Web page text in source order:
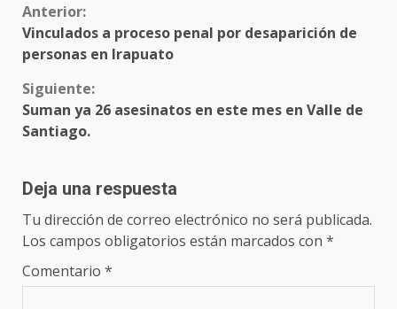
Sigue
leyendo
Anterior:
Vinculados a proceso penal por desaparición de
personas en Irapuato
Siguiente:
Suman ya 26 asesinatos en este mes en Valle de
Santiago.
Deja una respuesta
Tu dirección de correo electrónico no será publicada.
Los campos obligatorios están marcados con *
Comentario *